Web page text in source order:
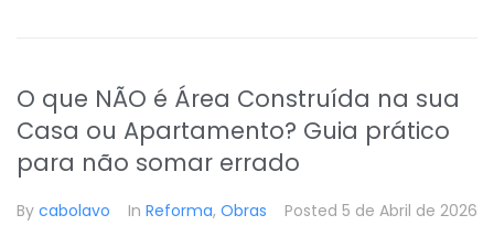
O que NÃO é Área Construída na sua
Casa ou Apartamento? Guia prático
para não somar errado
By cabolavo In Reforma, Obras Posted 5 de Abril de 2026